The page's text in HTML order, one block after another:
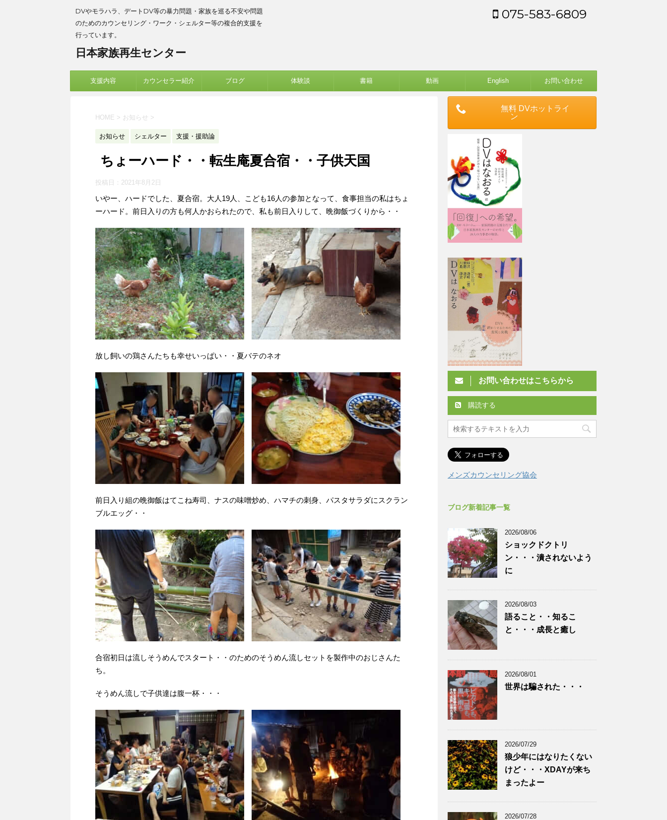
DVやモラハラ、デートDV等の暴力問題・家族を巡る不安や問題
のためのカウンセリング・ワーク・シェルター等の複合的支援を
行っています。
日本家族再生センター
075-583-6809
支援内容 カウンセラー紹介 ブログ 体験談 書籍 動画 English お問い合わせ
HOME > お知らせ >
お知らせ シェルター 支援・援助論
ちょーハード・・転生庵夏合宿・・子供天国
投稿日： 2021年8月2日
いやー、ハードでした、夏合宿。大人19人、こども16人の参加となって、食事担当の私はちょ
ーハード。前日入りの方も何人かおられたので、私も前日入りして、晩御飯づくりから・・
放し飼いの鶏さんたちも幸せいっぱい・・夏バテのネオ
前日入り組の晩御飯はてこね寿司、ナスの味噌炒め、ハマチの刺身、パスタサラダにスクラン
ブルエッグ・・
合宿初日は流しそうめんでスタート・・のためのそうめん流しセットを製作中のおじさんた
ち。
そうめん流しで子供達は腹一杯・・・
無料 DVホットライ
ン
お問い合わせはこちらから
購読する
メンズカウンセリング協会
ブログ新着記事一覧
2026/08/06
ショックドクトリ
ン・・・潰されないよう
に
2026/08/03
語ること・・知るこ
と・・・成長と癒し
2026/08/01
世界は騙された・・・
2026/07/29
狼少年にはなりたくない
けど・・・XDAYが来ち
まったよー
2026/07/28